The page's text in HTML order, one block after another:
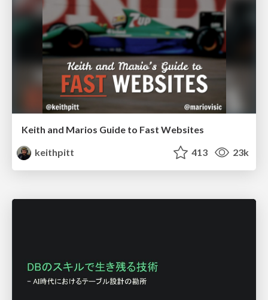
Keith and Marios Guide to Fast Websites
keithpitt
413 23k